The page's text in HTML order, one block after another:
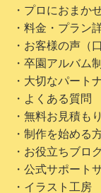
・プロにおまか
・料金・プラン
・お客様の声（
・卒園アルバム
・大切なパート
・よくある質問
・無料お見積も
・制作を始める
・お役立ちブロ
・公式サポート
・イラスト工房